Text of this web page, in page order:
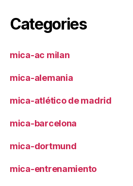
Categories
mica-ac milan
mica-alemania
mica-atlético de madrid
mica-barcelona
mica-dortmund
mica-entrenamiento